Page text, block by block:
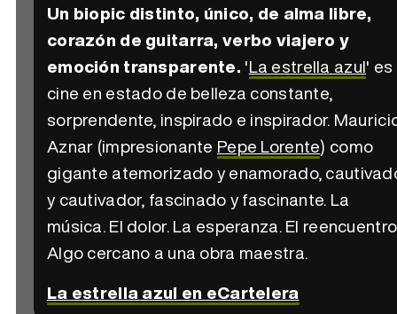
Un biopic distinto, único, de alma libre,
corazón de guitarra, verbo viajero y
emoción transparente. 'La estrella azul' es
cine en estado de belleza constante,
sorprendente, inspirado e inspirador.
Aznar (impresionante Pepe Lorente) como
gigante atemorizado y enamorado,
y cautivador, fascinado y fascinante. La
música. El dolor. La esperanza. El
Algo cercano a una obra maestra.
La estrella azul en eCartelera